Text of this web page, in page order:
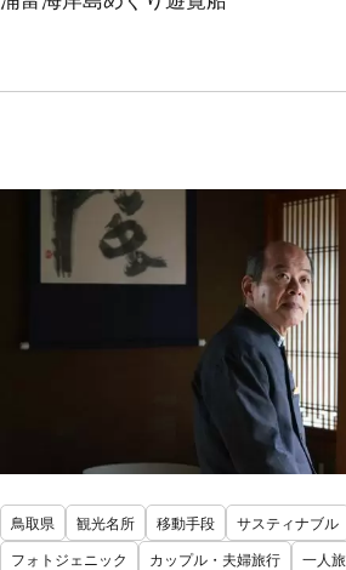
鳥取県 観光名所 移動手段 サスティナブル
フォトジェニック
カップル・夫婦旅行 一人旅